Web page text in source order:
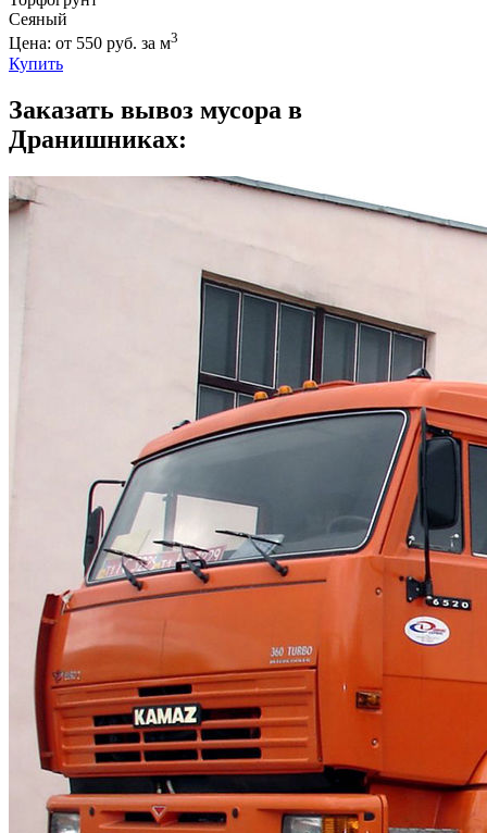
Сеяный
Цена: от 550 руб. за м3
Купить
Заказать вывоз мусора в
Дранишниках: